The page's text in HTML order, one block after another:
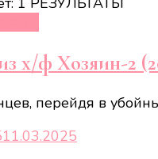
х/ф Хозяин-2
перейдя в
11.03.2025